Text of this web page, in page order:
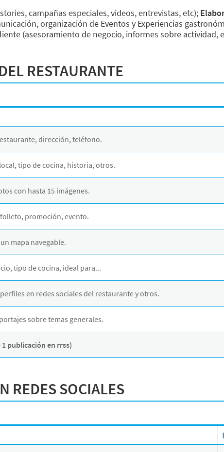
campañas especiales, videos, entrevistas, etc);
organización de Eventos y Experiencias
(asesoramiento de negocio, informes sobre actividad,
RESTAURANTE
dirección, teléfono.
tipo de cocina, historia, otros.
con hasta 15 imágenes.
promoción, evento.
mapa navegable.
tipo de cocina, ideal para...
en redes sociales del restaurante y otros.
sobre temas generales.
publicación en rrss)
REDES SOCIALES